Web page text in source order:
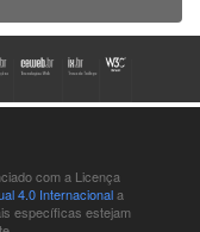
com a Licença
4.0 Internacionala
específicas estejam